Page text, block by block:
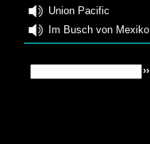
Union Pacific
Im Busch von Mexiko